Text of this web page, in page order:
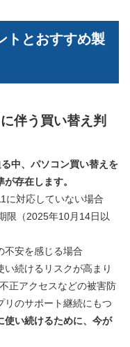
トとおすすめ製
伴う買い替え判
中、パソコン買い替えを
存在します。
に対応していない場合
限（2025年10月14日以
不安を感じる場合
続けるリスクが高まり
正アクセスなどの被害防
リのサポート継続にもつ
使い続けるために、今が